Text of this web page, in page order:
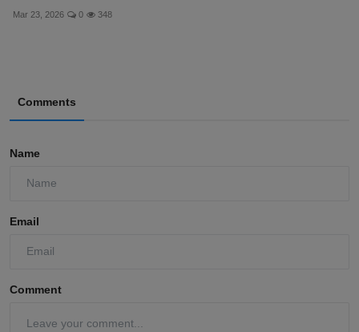
Mar 23, 2026 0 348
Comments
Name
Email
Comment